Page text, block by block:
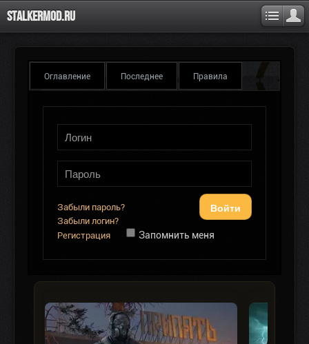
Stalkermod.ru
Оглавление Последнее Правила
Войти
Забыли пароль?
Забыли логин?
Регистрация
Запомнить меня